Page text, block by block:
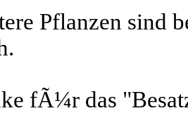
Pflanzen sind
fÃ¼r das